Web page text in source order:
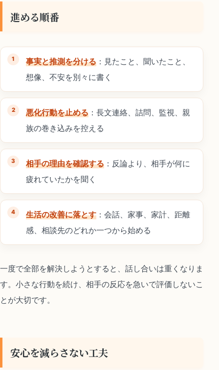
進める順番
事実と推測を分ける ：見たこと、聞いたこと、
想像、不安を別々に書く
悪化行動を止める ：長文連絡、詰問、監視、親
族の巻き込みを控える
相手の理由を確認する ：反論より、相手が何に
疲れていたかを聞く
生活の改善に落とす ：会話、家事、家計、距離
感、相談先のどれか一つから始める
一度で全部を解決しようとすると、話し合いは重くなりま
す。小さな行動を続け、相手の反応を急いで評価しないこ
とが大切です。
安心を減らさない工夫